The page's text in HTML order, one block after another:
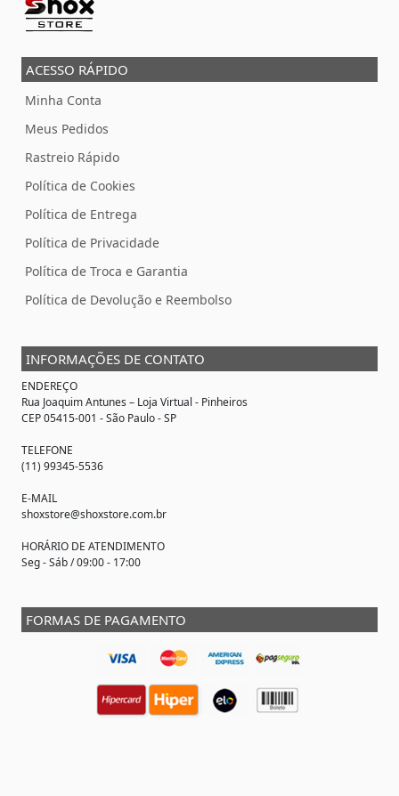
ACESSO RÁPIDO
Minha Conta
Meus Pedidos
Rastreio Rápido
Política de Cookies
Política de Entrega
Política de Privacidade
Política de Troca e Garantia
Política de Devolução e Reembolso
INFORMAÇÕES DE CONTATO
ENDEREÇO
Rua Joaquim Antunes – Loja Virtual - Pinheiros
CEP 05415-001 - São Paulo - SP
TELEFONE
(11) 99345-5536
E-MAIL
shoxstore@shoxstore.com.br
HORÁRIO DE ATENDIMENTO
Seg - Sáb / 09:00 - 17:00
FORMAS DE PAGAMENTO